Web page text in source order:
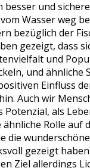
besser und
Wasser weg
bezüglich der
gezeigt, dass
und
und ähnliche
Einfluss
Auch wir
Potenzial, als
Rolle auf
die
gezeigt
Ziel allerdings